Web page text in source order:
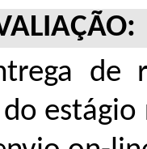
de
do